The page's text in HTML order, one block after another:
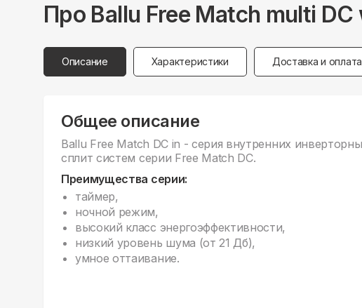
Про Ballu Free Match multi
Описание Характеристики Доставка и оплата
Общее описание
Ballu Free Match DC in - серия внутренних
сплит систем серии Free Match DC.
Преимущества серии:
таймер,
ночной режим,
высокий класс энергоэффективности,
низкий уровень шума (от 21 Дб),
умное оттаивание.